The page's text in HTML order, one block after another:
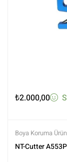
₺2.000,00
Boya Koruma
Kaplama Ürünleri,
NT-Cutter A553P